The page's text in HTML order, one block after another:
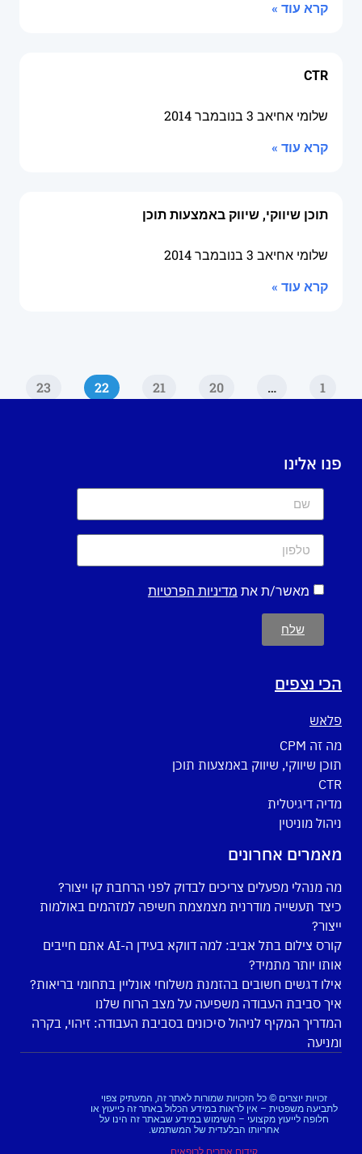
קרא עוד »
CTR
שלומי אחיאב 3 בנובמבר 2014
קרא עוד »
תוכן שיווקי, שיווק באמצעות תוכן
שלומי אחיאב 3 בנובמבר 2014
קרא עוד »
1
…
20
21
22
23
פנו אלינו
מאשר/ת את מדיניות הפרטיות
שלח
הכי נצפים
פלאש
מה זה CPM
תוכן שיווקי, שיווק באמצעות תוכן
CTR
מדיה דיגיטלית
ניהול מוניטין
מאמרים אחרונים
מה מנהלי מפעלים צריכים לבדוק לפני הרחבת קו ייצור?
כיצד תעשייה מודרנית מצמצמת חשיפה למזהמים באולמות
ייצור?
קורס צילום בתל אביב: למה דווקא בעידן ה-AI אתם חייבים
אותו יותר מתמיד?
אילו דגשים חשובים בהזמנת משלוחי אונליין בתחומי בריאות?
איך סביבת העבודה משפיעה על מצב הרוח שלנו
המדריך המקיף לניהול סיכונים בסביבת העבודה: זיהוי, בקרה
ומניעה
זכויות יוצרים © כל הזכויות שמורות לאתר זה, המעתיק צפוי
לתביעה משפטית – אין לראות במידע הכלול באתר זה כייעוץ או
חלופה לייעוץ מקצועי – השימוש במידע שבאתר זה הינו על
אחריותו הבלעדית של המשתמש.